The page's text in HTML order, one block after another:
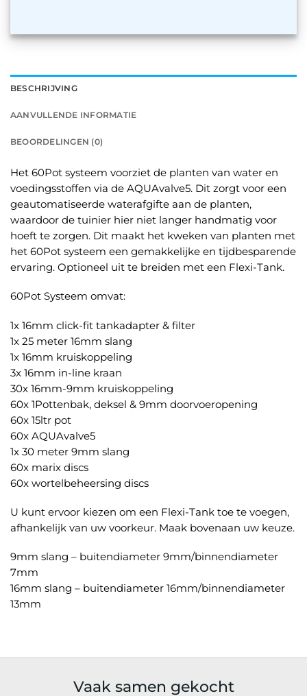
BESCHRIJVING
AANVULLENDE INFORMATIE
BEOORDELINGEN (0)
Het 60Pot systeem voorziet de planten van water en
voedingsstoffen via de AQUAvalve5. Dit zorgt voor een
geautomatiseerde waterafgifte aan de planten,
waardoor de tuinier hier niet langer handmatig voor
hoeft te zorgen. Dit maakt het kweken van planten met
het 60Pot systeem een gemakkelijke en tijdbesparende
ervaring. Optioneel uit te breiden met een Flexi-Tank.
60Pot Systeem omvat:
1x 16mm click-fit tankadapter & filter
1x 25 meter 16mm slang
1x 16mm kruiskoppeling
3x 16mm in-line kraan
30x 16mm-9mm kruiskoppeling
60x 1Pottenbak, deksel & 9mm doorvoeropening
60x 15ltr pot
60x AQUAvalve5
1x 30 meter 9mm slang
60x marix discs
60x wortelbeheersing discs
U kunt ervoor kiezen om een Flexi-Tank toe te voegen,
afhankelijk van uw voorkeur. Maak bovenaan uw keuze.
9mm slang – buitendiameter 9mm/binnendiameter
7mm
16mm slang – buitendiameter 16mm/binnendiameter
13mm
Vaak samen gekocht